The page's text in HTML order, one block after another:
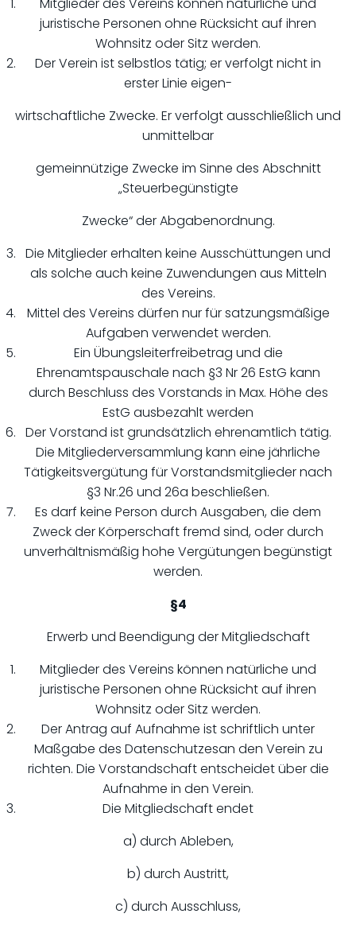
juristische Personen ohne Rücksicht auf ihren
Wohnsitz oder Sitz werden.
Der Verein ist selbstlos tätig; er verfolgt nicht in
erster Linie eigen-
wirtschaftliche Zwecke. Er verfolgt ausschließlich und
unmittelbar
gemeinnützige Zwecke im Sinne des Abschnitt
„Steuerbegünstigte
Zwecke“ der Abgabenordnung.
Die Mitglieder erhalten keine Ausschüttungen und
als solche auch keine Zuwendungen aus Mitteln
des Vereins.
Mittel des Vereins dürfen nur für satzungsmäßige
Aufgaben verwendet werden.
Ein Übungsleiterfreibetrag und die
Ehrenamtspauschale nach §3 Nr 26 EstG kann
durch Beschluss des Vorstands in Max. Höhe des
EstG ausbezahlt werden
Der Vorstand ist grundsätzlich ehrenamtlich tätig.
Die Mitgliederversammlung kann eine jährliche
Tätigkeitsvergütung für Vorstandsmitglieder nach
§3 Nr.26 und 26a beschließen.
Es darf keine Person durch Ausgaben, die dem
Zweck der Körperschaft fremd sind, oder durch
unverhältnismäßig hohe Vergütungen begünstigt
werden.
§4
Erwerb und Beendigung der Mitgliedschaft
Mitglieder des Vereins können natürliche und
juristische Personen ohne Rücksicht auf ihren
Wohnsitz oder Sitz werden.
Der Antrag auf Aufnahme ist schriftlich unter
Maßgabe des Datenschutzesan den Verein zu
richten. Die Vorstandschaft entscheidet über die
Aufnahme in den Verein.
Die Mitgliedschaft endet
a) durch Ableben,
b) durch Austritt,
c) durch Ausschluss,